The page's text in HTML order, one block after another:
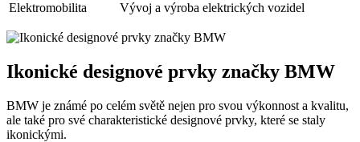
Elektromobilita
Vývoj a výroba elektrických vozidel
Ikonické designové prvky značky BMW
BMW je známé po celém světě nejen pro svou výkonnost a kvalitu,
ale také pro své charakteristické designové prvky, které se staly
ikonickými.